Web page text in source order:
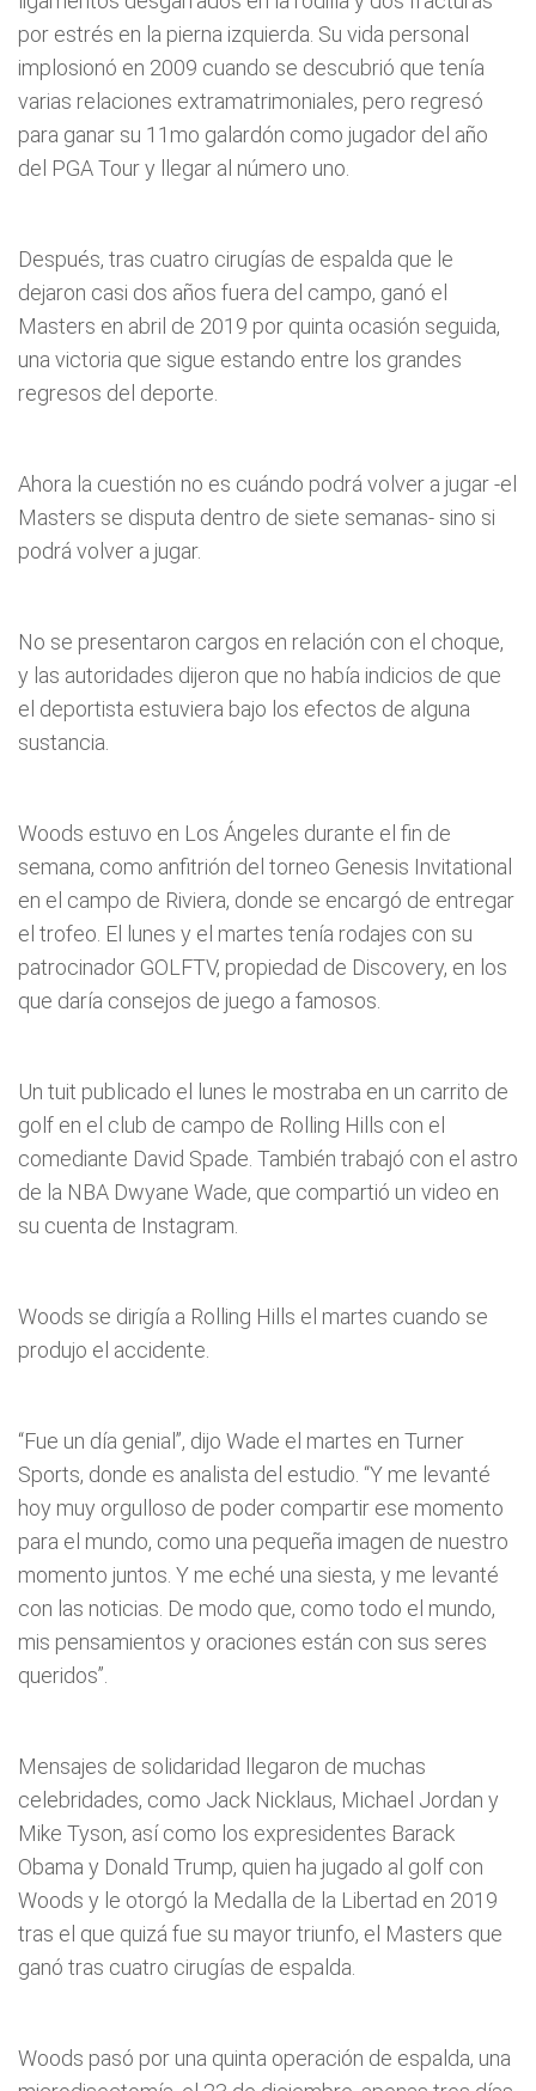
por estrés en la pierna izquierda. Su vida personal
implosionó en 2009 cuando se descubrió que tenía
varias relaciones extramatrimoniales, pero regresó
para ganar su 11mo galardón como jugador del año
del PGA Tour y llegar al número uno.
Después, tras cuatro cirugías de espalda que le
dejaron casi dos años fuera del campo, ganó el
Masters en abril de 2019 por quinta ocasión seguida,
una victoria que sigue estando entre los grandes
regresos del deporte.
Ahora la cuestión no es cuándo podrá volver a jugar -el
Masters se disputa dentro de siete semanas- sino si
podrá volver a jugar.
No se presentaron cargos en relación con el choque,
y las autoridades dijeron que no había indicios de que
el deportista estuviera bajo los efectos de alguna
sustancia.
Woods estuvo en Los Ángeles durante el fin de
semana, como anfitrión del torneo Genesis Invitational
en el campo de Riviera, donde se encargó de entregar
el trofeo. El lunes y el martes tenía rodajes con su
patrocinador GOLFTV, propiedad de Discovery, en los
que daría consejos de juego a famosos.
Un tuit publicado el lunes le mostraba en un carrito de
golf en el club de campo de Rolling Hills con el
comediante David Spade. También trabajó con el astro
de la NBA Dwyane Wade, que compartió un video en
su cuenta de Instagram.
Woods se dirigía a Rolling Hills el martes cuando se
produjo el accidente.
“Fue un día genial”, dijo Wade el martes en Turner
Sports, donde es analista del estudio. “Y me levanté
hoy muy orgulloso de poder compartir ese momento
para el mundo, como una pequeña imagen de nuestro
momento juntos. Y me eché una siesta, y me levanté
con las noticias. De modo que, como todo el mundo,
mis pensamientos y oraciones están con sus seres
queridos”.
Mensajes de solidaridad llegaron de muchas
celebridades, como Jack Nicklaus, Michael Jordan y
Mike Tyson, así como los expresidentes Barack
Obama y Donald Trump, quien ha jugado al golf con
Woods y le otorgó la Medalla de la Libertad en 2019
tras el que quizá fue su mayor triunfo, el Masters que
ganó tras cuatro cirugías de espalda.
Woods pasó por una quinta operación de espalda, una